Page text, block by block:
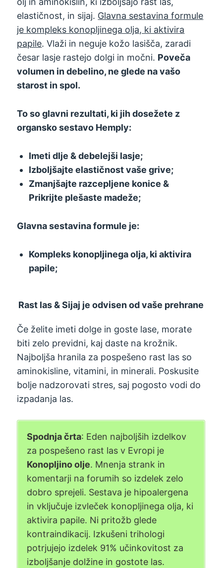
elastičnost, in sijaj. Glavna sestavina formule
je kompleks konopljinega olja, ki aktivira
papile. Vlaži in neguje kožo lasišča, zaradi
česar lasje rastejo dolgi in močni. Poveča
volumen in debelino, ne glede na vašo
starost in spol.
To so glavni rezultati, ki jih dosežete z
organsko sestavo Hemply:
Imeti dlje & debelejši lasje;
Izboljšajte elastičnost vaše grive;
Zmanjšajte razcepljene konice &
Prikrijte plešaste madeže;
Glavna sestavina formule je:
Kompleks konopljinega olja, ki aktivira
papile;
Rast las & Sijaj je odvisen od vaše prehrane
Če želite imeti dolge in goste lase, morate
biti zelo previdni, kaj daste na krožnik.
Najboljša hranila za pospešeno rast las so
aminokisline, vitamini, in minerali. Poskusite
bolje nadzorovati stres, saj pogosto vodi do
izpadanja las.
Spodnja črta: Eden najboljših izdelkov
za pospešeno rast las v Evropi je
Konopljino olje. Mnenja strank in
komentarji na forumih so izdelek zelo
dobro sprejeli. Sestava je hipoalergena
in vključuje izvleček konopljinega olja, ki
aktivira papile. Ni pritožb glede
kontraindikacij. Izkušeni trihologi
potrjujejo izdelek 91% učinkovitost za
izboljšanje dolžine in gostote las.